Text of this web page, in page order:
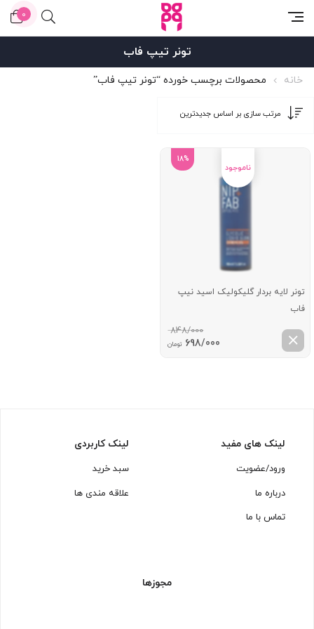
0
تونر تیپ فاب
خانه محصولات برچسب خورده “تونر تیپ فاب”
18%
تونر لایه بردار گلیکولیک اسید نیپ
فاب
848/000
قیمت
698/000 تومانقیمت
لینک های مفید
ورود/عضویت
درباره ما
تماس با ما
لینک کاربردی
سبد خرید
علاقه مندی ها
مجوزها